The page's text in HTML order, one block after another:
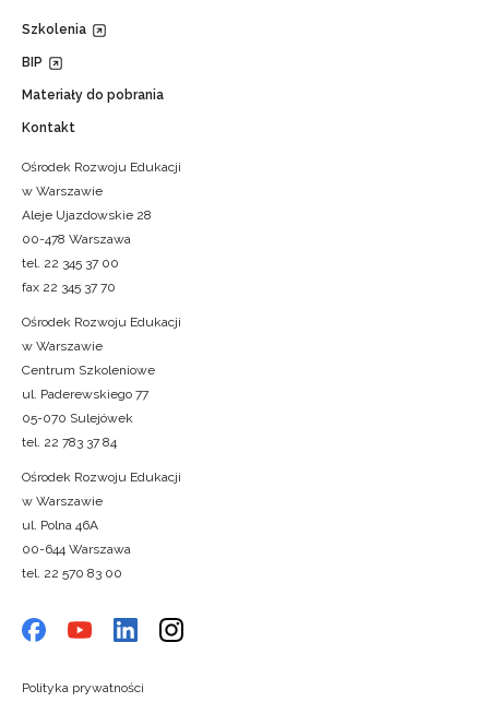
Szkolenia
BIP
Materiały do pobrania
Kontakt
Ośrodek Rozwoju Edukacji
w Warszawie
Aleje Ujazdowskie 28
00-478 Warszawa
tel. 22 345 37 00
fax 22 345 37 70
Ośrodek Rozwoju Edukacji
w Warszawie
Centrum Szkoleniowe
ul. Paderewskiego 77
05-070 Sulejówek
tel. 22 783 37 84
Ośrodek Rozwoju Edukacji
w Warszawie
ul. Polna 46A
00-644 Warszawa
tel. 22 570 83 00
Polityka prywatności